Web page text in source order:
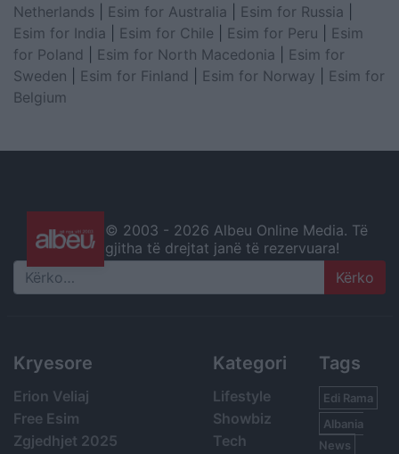
Netherlands
Esim for Australia Esim for Russia
Esim for India
Esim for Chile Esim for Peru
Esim
for Poland
Esim for North Macedonia
Esim for
Sweden
Esim for Finland Esim for Norway
Esim for
Belgium
© 2003 - 2026 Albeu Online Media. Të
gjitha të drejtat janë të rezervuara!
Search
Kryesore
Erion Veliaj
Free Esim
Zgjedhjet 2025
Kategori
Lifestyle
Showbiz
Tech
Tags
Edi Rama
Albania
News